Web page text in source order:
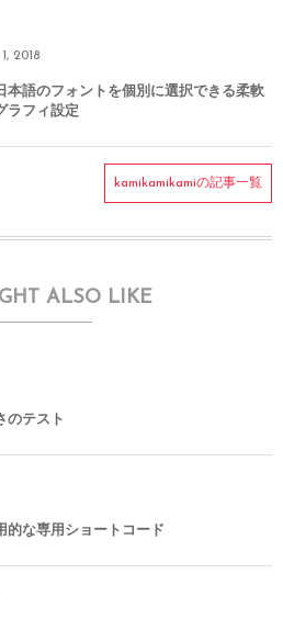
, 2018
本語のフォントを個別に選択できる柔軟
ラフィ設定
kamikamikamiの記事一覧
ALSO LIKE
のテスト
的な専用ショートコード